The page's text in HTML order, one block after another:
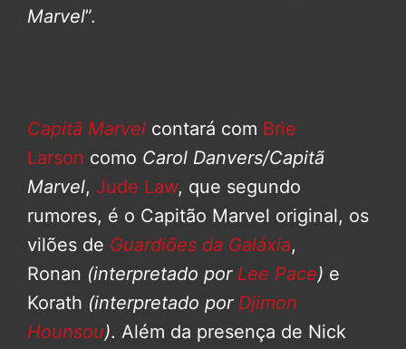
Marvel”.
Capitã Marvel contará com Brie
Larson como Carol Danvers/Capitã
Marvel, Jude Law, que segundo
rumores, é o Capitão Marvel original, os
vilões de Guardiões da Galáxia,
Ronan (interpretado por Lee Pace) e
Korath (interpretado por Djimon
Hounsou). Além da presença de Nick